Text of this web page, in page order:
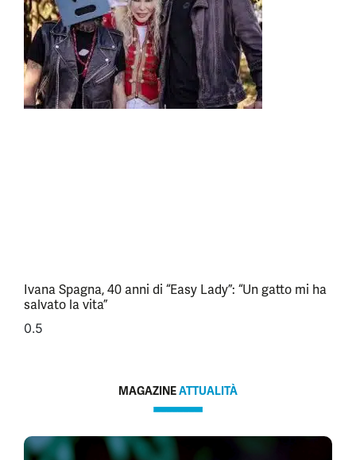
Ivana Spagna, 40 anni di “Easy Lady”: “Un gatto mi ha
salvato la vita”
MAGAZINEATTUALITÀ